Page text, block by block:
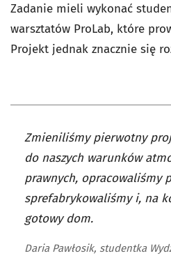
Zadanie mieli wykonać
warsztatów ProLab, które
Projekt jednak znacznie się
Zmieniliśmy pierwotny
do naszych warunków
prawnych, opracowaliśmy
sprefabrykowaliśmy i, na
gotowy dom.
Daria Pawłosik, studentka